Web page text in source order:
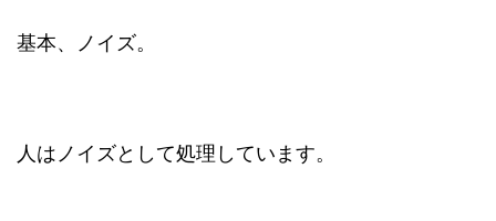
基本、ノイズ。
人はノイズとして処理しています。